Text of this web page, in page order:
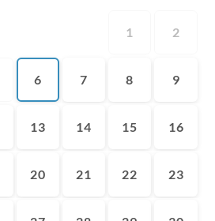
1 2
6 7 8 9
13 14 15 16
20 21 22 23